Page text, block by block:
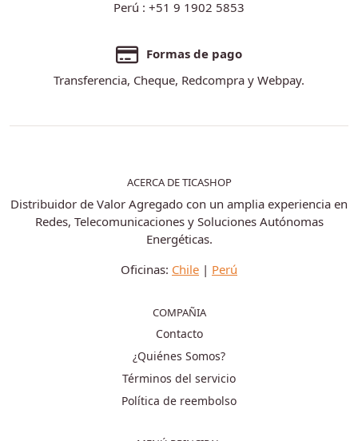
Perú : +51 9 1902 5853
Formas de pago
Transferencia, Cheque, Redcompra y Webpay.
ACERCA DE TICASHOP
Distribuidor de Valor Agregado con un amplia experiencia en
Redes, Telecomunicaciones y Soluciones Autónomas
Energéticas.
Oficinas: Chile | Perú
COMPAÑIA
Contacto
¿Quiénes Somos?
Términos del servicio
Política de reembolso